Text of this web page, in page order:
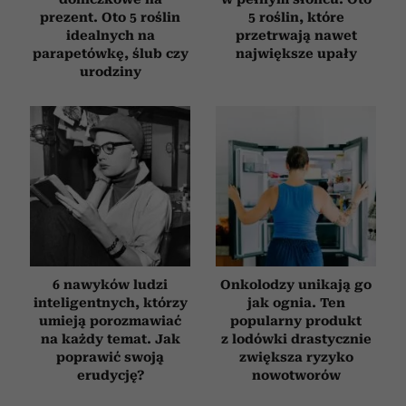
prezent. Oto 5 roślin
idealnych na
parapetówkę, ślub czy
urodziny
5 roślin, które
przetrwają nawet
największe upały
6 nawyków ludzi
inteligentnych, którzy
umieją porozmawiać
na każdy temat. Jak
poprawić swoją
erudycję?
Onkolodzy unikają go
jak ognia. Ten
popularny produkt
z lodówki drastycznie
zwiększa ryzyko
nowotworów